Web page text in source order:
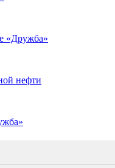
«Дружба»
нефти